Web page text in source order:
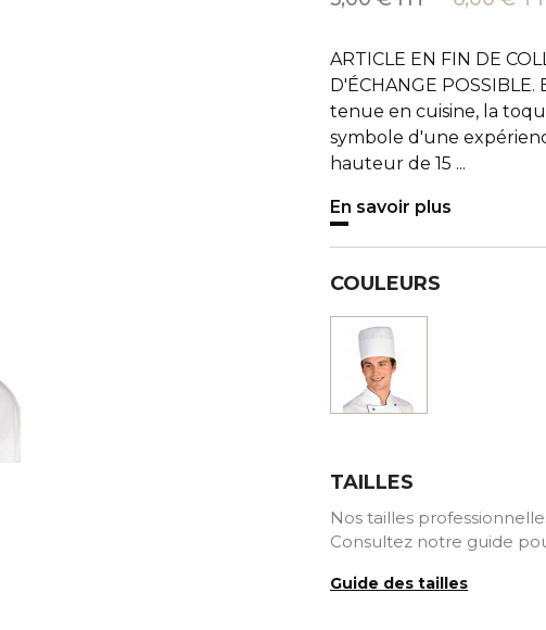
ARTICLE EN FIN DE
D'ÉCHANGE
tenue en cuisine, la
symbole d'une
hauteur de 15 ...
En savoir plus
COULEURS
TAILLES
Nos tailles
Consultez notre guide
Guide des tailles